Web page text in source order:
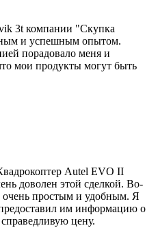
3t компании "Скупка
и успешным опытом.
порадовало меня и
мои продукты могут быть
Autel EVO II
доволен этой сделкой. Во-
простым и удобным. Я
им информацию о
цену.